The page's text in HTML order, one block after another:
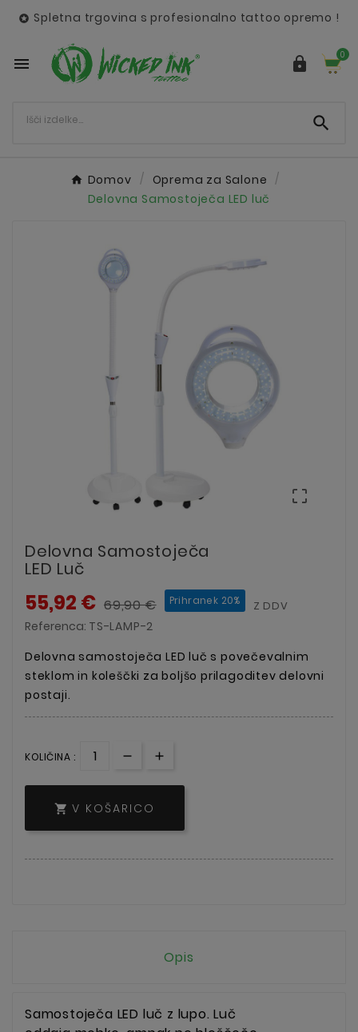
 Spletna trgovina s profesionalno tattoo opremo !
  0

Domov
Oprema za Salone
Delovna Samostoječa LED luč

Delovna Samostoječa
LED Luč
55,92 € 69,90 € Prihranek 20% Z DDV
Referenca: TS-LAMP-2
Delovna samostoječa LED luč s povečevalnim
steklom in koleščki za boljšo prilagoditev delovni
postaji.
KOLIČINA :
 V KOŠARICO
Opis
Samostoječa LED luč z lupo. Luč